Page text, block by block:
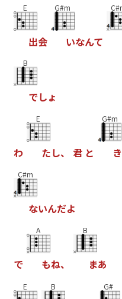
E
出会
G#m
いなんて
B
でしょ
わ
E
たし、 君 と
G#m
き
C#m
ないんだよ
で
A
もね、
B
まあ
E B G#